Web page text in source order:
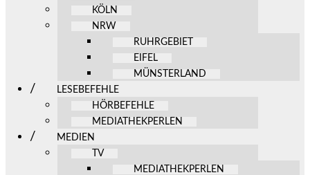
KÖLN
NRW
RUHRGEBIET
EIFEL
MÜNSTERLAND
LESEBEFEHLE
HÖRBEFEHLE
MEDIATHEKPERLEN
MEDIEN
TV
MEDIATHEKPERLEN